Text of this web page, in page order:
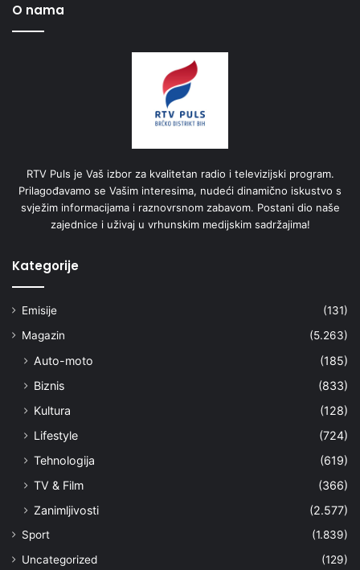
O nama
RTV Puls je Vaš izbor za kvalitetan radio i televizijski program.
Prilagođavamo se Vašim interesima, nudeći dinamično iskustvo s
svježim informacijama i raznovrsnom zabavom. Postani dio naše
zajednice i uživaj u vrhunskim medijskim sadržajima!
Kategorije
Emisije
(131)
Magazin
(5.263)
Auto-moto
(185)
Biznis
(833)
Kultura
(128)
Lifestyle
(724)
Tehnologija
(619)
TV & Film
(366)
Zanimljivosti
(2.577)
Sport
(1.839)
Uncategorized
(129)